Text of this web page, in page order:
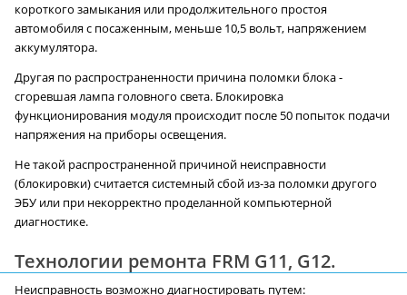
короткого замыкания или продолжительного простоя
автомобиля с посаженным, меньше 10,5 вольт, напряжением
аккумулятора.
Другая по распространенности причина поломки блока -
сгоревшая лампа головного света. Блокировка
функционирования модуля происходит после 50 попыток подачи
напряжения на приборы освещения.
Не такой распространенной причиной неисправности
(блокировки) считается системный сбой из-за поломки другого
ЭБУ или при некорректно проделанной компьютерной
диагностике.
Технологии ремонта FRM G11, G12.
Неисправность возможно диагностировать путем: